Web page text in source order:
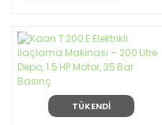
TÜKENDİ